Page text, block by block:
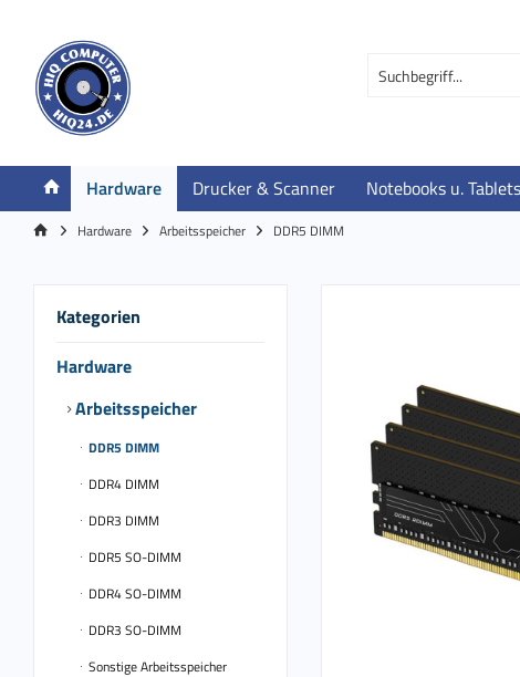
Hardware Drucker & Scanner Notebooks u. Tablets
Hardware Arbeitsspeicher DDR5 DIMM
Kategorien
Hardware
Arbeitsspeicher
DDR5 DIMM
DDR4 DIMM
DDR3 DIMM
DDR5 SO-DIMM
DDR4 SO-DIMM
DDR3 SO-DIMM
Sonstige Arbeitsspeicher